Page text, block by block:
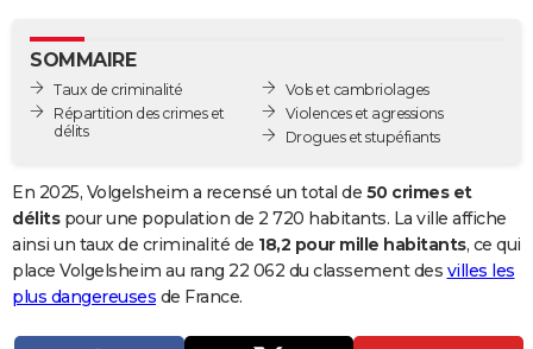
GUIDES D'ACHAT
BONS PLANS
Carte de Noël
Carte Bonne année
Carte Saint-Valentin
Carte Pâques
Carte d'anniversaire
DICTIONNAIRE
Dictionnaire
Biographies
Citations
Expressions
Proverbes
PROGRAMME TV
SOMMAIRE
Taux de criminalité
Répartition des crimes et
délits
Vols et cambriolages
Violences et agressions
Drogues et stupéfiants
En 2025, Volgelsheim a recensé un total de 50 crimes et
délitspour une population de 2 720 habitants. La ville affiche
ainsi un taux de criminalité de 18,2 pour mille habitants, ce qui
place Volgelsheim au rang 22 062 du classement des villes les
plus dangereuses de France.